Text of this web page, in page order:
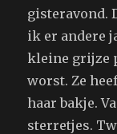
gisteravond.
ik er andere
kleine grijze
worst. Ze
haar bakje.
sterretjes.